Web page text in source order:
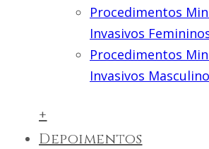
Procedimentos
Invasivos
Procedimentos
Invasivos
+
Depoimentos